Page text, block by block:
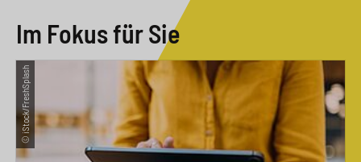
Im Fokus für Sie
© iStock/FreshSplash